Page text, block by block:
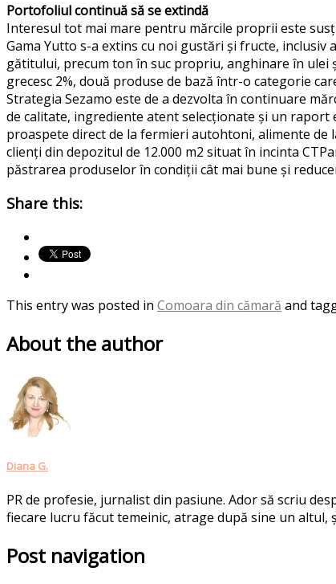
Portofoliul continuă să se extindă
Interesul tot mai mare pentru mărcile proprii este
Gama Yutto s-a extins cu noi gustări și fructe,
gătitului, precum ton în suc propriu, anghinare în ulei
grecesc 2%, două produse de bază într-o categorie
Strategia Sezamo este de a dezvolta în continuare
de calitate, ingrediente atent selecționate și un raport
proaspete direct de la fermieri autohtoni, alimente
clienți din depozitul de 12.000 m2 situat în incinta
păstrarea produselor în condiții cât mai bune și
Share this:
This entry was posted in Comoara din cămară and
About the author
Diana G.
PR de profesie, jurnalist din pasiune. Ador să scriu
fiecare lucru făcut temeinic, atrage după sine un altul,
Post navigation